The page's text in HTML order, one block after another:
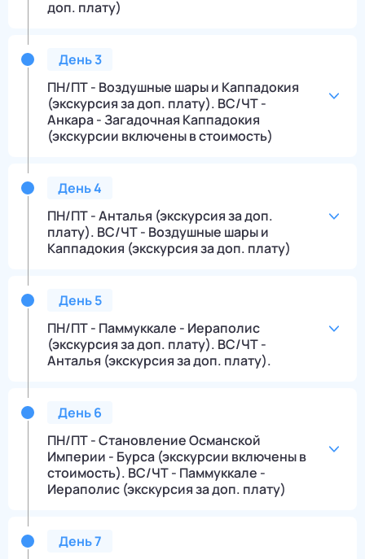
доп. плату)
День3
ПН/ПТ - Воздушные шары и Каппадокия
(экскурсия за доп. плату). ВС/ЧТ -
Анкара - Загадочная Каппадокия
(экскурсии включены в стоимость)
День4
ПН/ПТ - Анталья (экскурсия за доп.
плату). ВС/ЧТ - Воздушные шары и
Каппадокия (экскурсия за доп. плату)
День5
ПН/ПТ - Паммуккале - Иераполис
(экскурсия за доп. плату). ВС/ЧТ -
Анталья (экскурсия за доп. плату).
День6
ПН/ПТ - Становление Османской
Империи - Бурса (экскурсии включены в
стоимость). ВС/ЧТ - Паммуккале -
Иераполис (экскурсия за доп. плату)
День7